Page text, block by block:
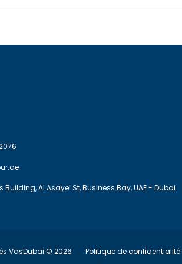
payant
Building, Al Asayel St, Business Bay, UAE - Dubai
VasDubai © 2026 Politique de confidentialité